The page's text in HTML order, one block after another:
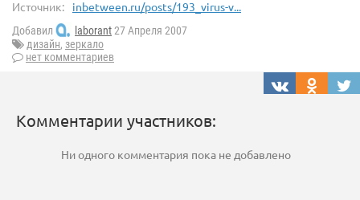
Источник: inbetween.ru/posts/193_virus-v...
Добавил laborant27 Апреля 2007
дизайн, зеркало
нет комментариев
Комментарии участников:
Ни одного комментария пока не добавлено